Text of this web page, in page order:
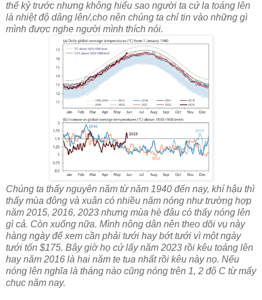
thế kỷ trước nhưng không hiểu sao người ta cứ la toáng lên
là nhiệt độ dâng lên/,cho nên chúng ta chỉ tin vào những gì
mình được nghe người mình thích nói.
Chúng ta thấy nguyên năm từ năm 1940 đến nay, khí hậu thì
thấy mùa đông và xuân có nhiều năm nóng như trường hợp
năm 2015, 2016, 2023 nhưng mùa hè đâu có thấy nóng lên
gì cả. Còn xuống nữa. Mình nông dân nên theo dõi vụ này
hàng ngày để xem cần phải tưới hay bớt tưới vì một ngày
tưới tốn $175. Bây giờ họ cứ lấy năm 2023 rồi kêu toáng lên
hay năm 2016 là hai năm te tua nhất rồi kêu này nọ. Nếu
nóng lên nghĩa là tháng nào cũng nóng trên 1, 2 độ C từ mấy
chục năm nay.